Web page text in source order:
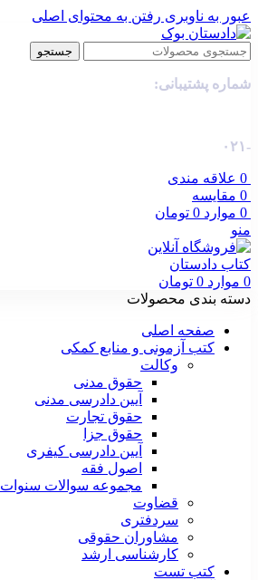
عبور به ناوبری رفتن به محتوای اصلی
جستجو
شماره پشتیبانی:
-۰۲۱
0 علاقه مندی
0 مقایسه
0 موارد 0 تومان
منو
0 موارد 0 تومان
دسته بندی محصولات
صفحه اصلی
کتب آزمونی و منابع کمکی
وکالت
حقوق مدنی
آیین دادرسی مدنی
حقوق تجارت
حقوق جزا
آیین دادرسی کیفری
اصول فقه
مجموعه سوالات سنوات
قضاوت
سردفتری
مشاوران حقوقی
کارشناسی ارشد
کتب تست